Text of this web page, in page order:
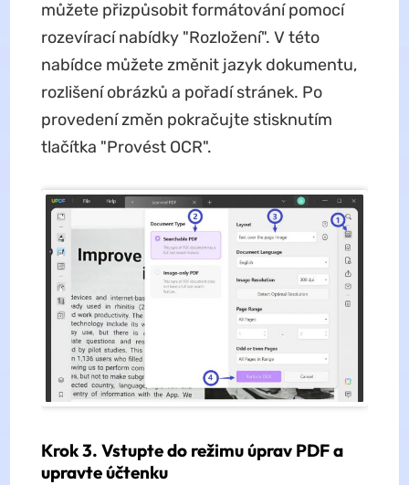
můžete přizpůsobit formátování pomocí
rozevírací nabídky "Rozložení". V této
nabídce můžete změnit jazyk dokumentu,
rozlišení obrázků a pořadí stránek. Po
provedení změn pokračujte stisknutím
tlačítka "Provést OCR".
Krok 3. Vstupte do režimu úprav PDF a
upravte účtenku